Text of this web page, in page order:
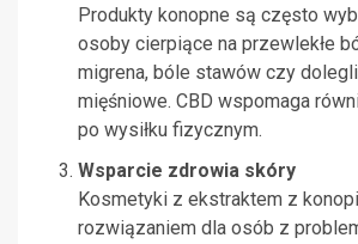
Produkty konopne są często
osoby cierpiące na przewlekłe
migrena, bóle stawów czy
mięśniowe. CBD wspomaga
po wysiłku fizycznym.
Wsparcie zdrowia skóry
Kosmetyki z ekstraktem z
rozwiązaniem dla osób z